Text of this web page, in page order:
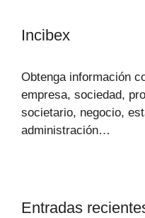
Incibex
Obtenga información
empresa, sociedad,
societario, negocio,
administración…
Entradas